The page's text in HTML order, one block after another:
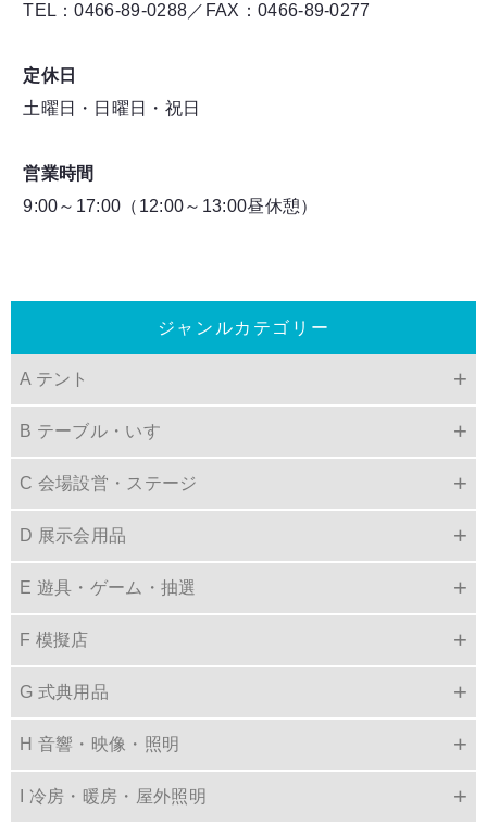
ジャンルカテゴリー
A テント
B テーブル・いす
C 会場設営・ステージ
D 展示会用品
E 遊具・ゲーム・抽選
F 模擬店
G 式典用品
H 音響・映像・照明
I 冷房・暖房・屋外照明
TEL：0466-89-0288／FAX：0466-89-0277
定休日
土曜日・日曜日・祝日
営業時間
9:00～17:00（12:00～13:00昼休憩）